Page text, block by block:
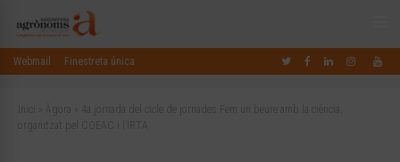
Webmail Finestreta única
Inici Àgora
4a jornada del cicle de jornades Fem un beure amb la ciència,
organitzat pel COEAC i l’IRTA